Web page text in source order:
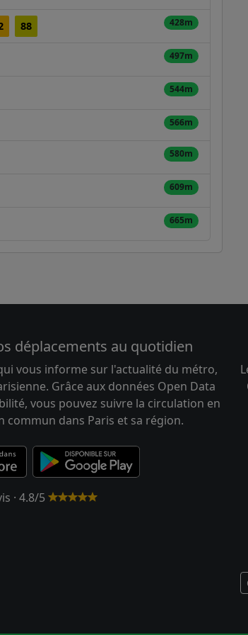
88 428m
497m
544m
566m
580m
609m
665m
déplacements au quotidien
vous informe sur l'actualité du métro,
Grâce aux données Open Data
vous pouvez suivre la circulation en
commun dans Paris et sa région.
· 4.8/5